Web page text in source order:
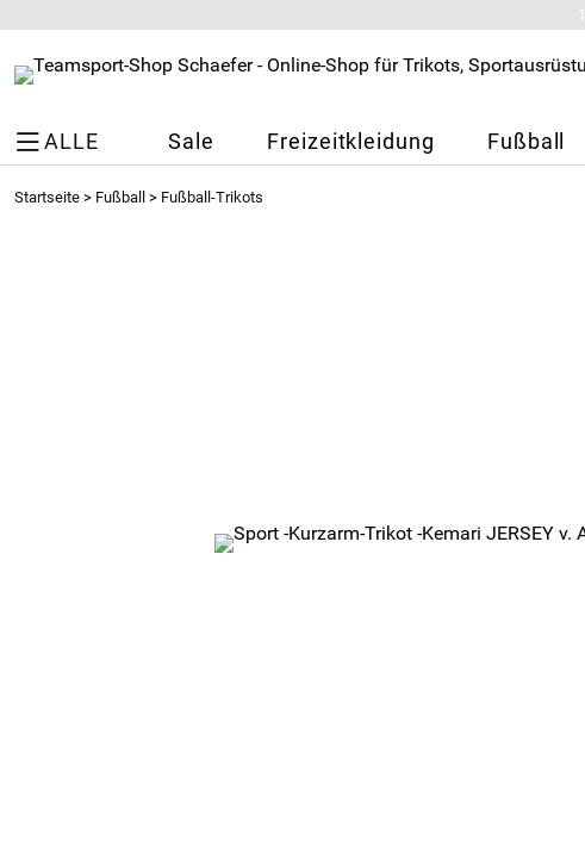
ALLE Sale Freizeitkleidung Fußball
Startseite > Fußball > Fußball-Trikots